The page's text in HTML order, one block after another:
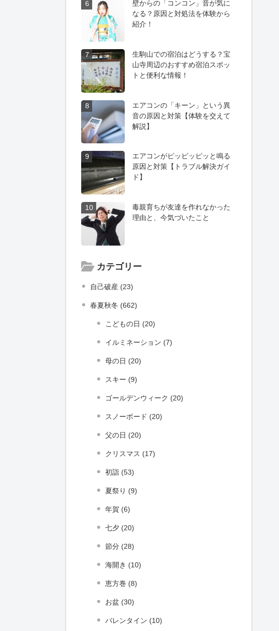
6
壁からの「コンコン」音が気に
なる？原因と対処法を体験から
紹介！
7
生駒山での宿泊はどうする？宝
山寺周辺のおすすめ宿泊スポッ
トと便利な情報！
8
エアコンの「キーン」という異
音の原因と対策【体験を交えて
解説】
9
エアコンがピッピッピッと鳴る
原因と対策【トラブル解決ガイ
ド】
10
毒親育ちが友達を作れなかった
理由と、今気づいたこと
カテゴリー
自己破産 (23)
春夏秋冬 (662)
こどもの日 (20)
イルミネーション (7)
母の日 (20)
スキー (9)
ゴールデンウィーク (20)
スノーボード (20)
父の日 (20)
クリスマス (17)
初詣 (53)
夏祭り (9)
年賀 (6)
七夕 (20)
節分 (28)
海開き (10)
恵方巻 (8)
お盆 (30)
バレンタイン (10)